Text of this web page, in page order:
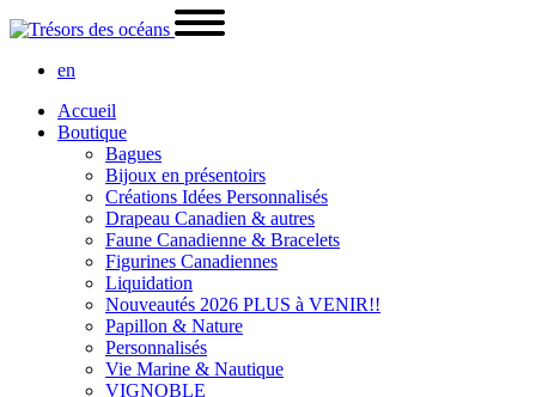
en
Accueil
Boutique
Bagues
Bijoux en présentoirs
Créations Idées Personnalisés
Drapeau Canadien & autres
Faune Canadienne & Bracelets
Figurines Canadiennes
Liquidation
Nouveautés 2026 PLUS à VENIR!!
Papillon & Nature
Personnalisés
Vie Marine & Nautique
VIGNOBLE